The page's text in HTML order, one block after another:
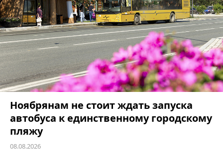
Ноябрянам не стоит ждать запуска
автобуса к единственному городскому
пляжу
08.08.2026